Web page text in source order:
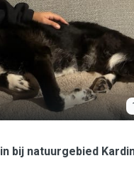
bij natuurgebied